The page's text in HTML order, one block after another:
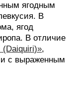
ягодным
В
ягод
В отличие
(Daiquiri)»,
и с выраженным